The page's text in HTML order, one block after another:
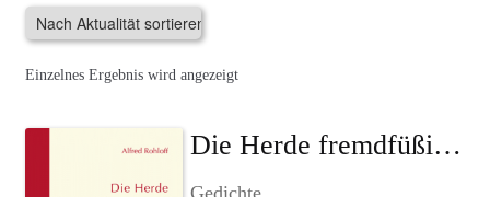
Agenturleistungen
Einzelnes Ergebnis wird angezeigt
Die Herde fremdfüßiger Worte
Gedichte